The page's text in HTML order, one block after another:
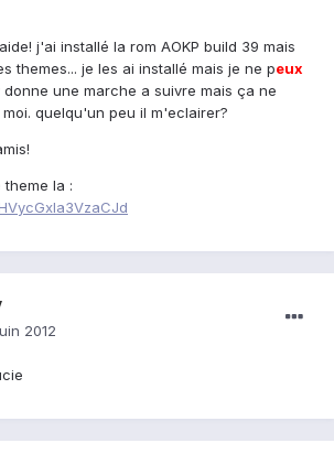
j'ai installé la rom AOKP build 39 mais
themes... je les ai installé mais je ne peux
donne une marche a suivre mais ça ne
quelqu'un peu il m'eclairer?
la :
2012